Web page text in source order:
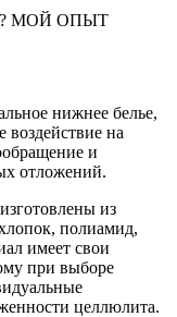
МОЙ ОПЫТ
нижнее белье,
воздействие на
и
отложений.
из
полиамид,
имеет свои
при выборе
целлюлита.